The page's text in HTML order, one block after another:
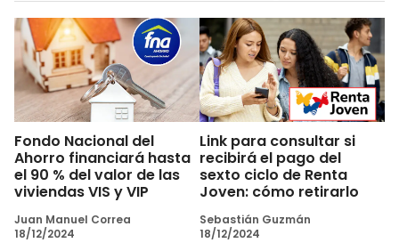
Fondo Nacional del
Ahorro financiará hasta
el 90 % del valor de las
viviendas VIS y VIP
Juan Manuel Correa
18/12/2024
Link para consultar si
recibirá el pago del
sexto ciclo de Renta
Joven: cómo retirarlo
Sebastián Guzmán
18/12/2024